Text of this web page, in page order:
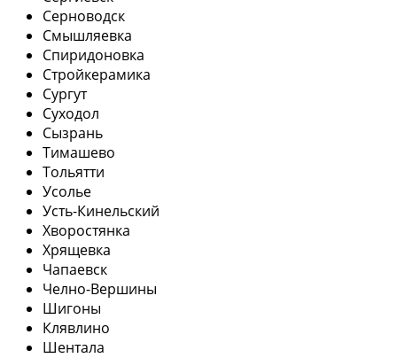
Серноводск
Смышляевка
Спиридоновка
Стройкерамика
Сургут
Суходол
Сызрань
Тимашево
Тольятти
Усолье
Усть-Кинельский
Хворостянка
Хрящевка
Чапаевск
Челно-Вершины
Шигоны
Клявлино
Шентала